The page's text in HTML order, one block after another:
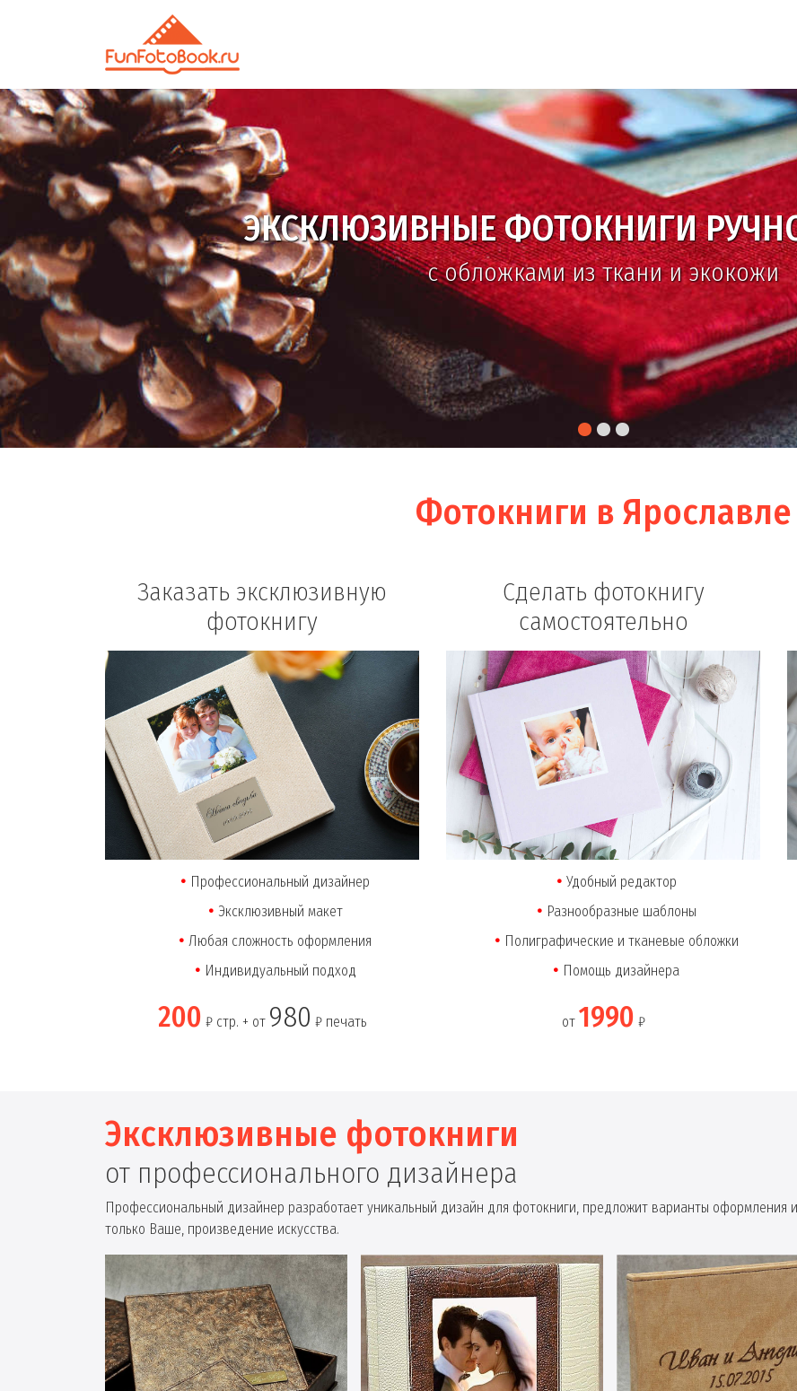
ВЫСОЧАЙШЕЕ КАЧЕСТВО
настоящая фотопечать и неограниченные
Фотокниги в Ярославле
Заказать эксклюзивную
фотокнигу
Профессиональный дизайнер
Эксклюзивный макет
Любая сложность оформления
Индивидуальный подход
200 ₽ стр. + от 980 ₽ печать
Сделать фотокнигу
самостоятельно
Удобный редактор
Разнообразные шаблоны
Полиграфические и тканевые обложки
Помощь дизайнера
от 1990 ₽
Эксклюзивные фотокниги
от профессионального дизайнера
Профессиональный дизайнер разработает уникальный дизайн для фотокниги, предложит варианты
только Ваше, произведение искусства.